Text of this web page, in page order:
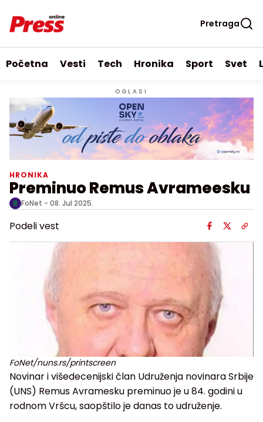
Pretraga
Početna Vesti Tech Hronika Sport Svet
OGLASI
HRONIKA
Preminuo Remus Avrameesku
FoNet - 08. Jul 2025.
Podeli vest
FoNet/nuns.rs/printscreen
Novinar i višedecenijski član Udruženja novinara Srbije
(UNS) Remus Avramesku preminuo je u 84. godini u
rodnom Vršcu, saopštilo je danas to udruženje.